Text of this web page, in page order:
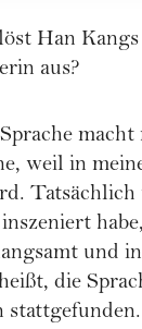
Han
aus?
Sprache
weil in
und
die